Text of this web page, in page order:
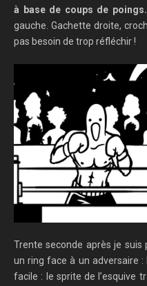
à base de coups de poings.
gauche. Gachette droite,
pas besoin de trop réfléchir !
Trente seconde après je
un ring face à un adversaire :
facile : le sprite de l’esquive